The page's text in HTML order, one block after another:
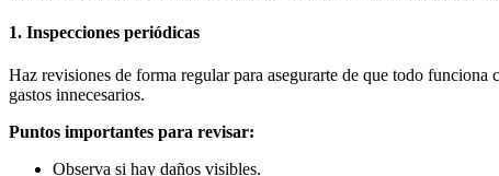
1. Inspecciones periódicas
Haz revisiones de forma regular para asegurarte de que todo
gastos innecesarios.
Puntos importantes para revisar:
Observa si hay daños visibles.